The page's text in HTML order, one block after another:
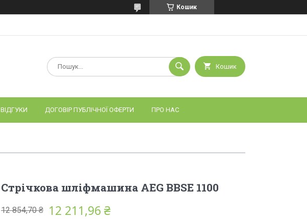
Кошик
Кошик
ВІДГУКИ ДОГОВІР ПУБЛІЧНОЇ ОФЕРТИ ПРО НАС
Стрічкова шліфмашина AEG BBSE 1100
12 854,70 ₴ 12 211,96 ₴